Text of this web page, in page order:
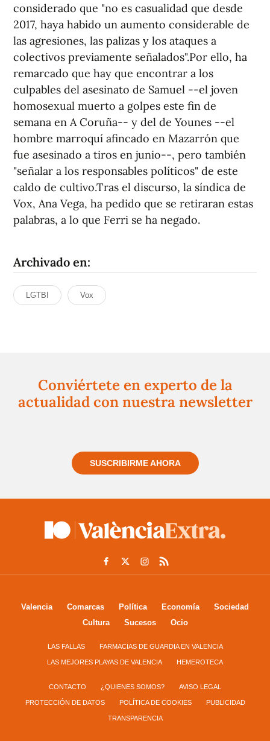
considerado que "no es casualidad que desde
2017, haya habido un aumento considerable de
las agresiones, las palizas y los ataques a
colectivos previamente señalados".Por ello, ha
remarcado que hay que encontrar a los
culpables del asesinato de Samuel --el joven
homosexual muerto a golpes este fin de
semana en A Coruña-- y del de Younes --el
hombre marroquí afincado en Mazarrón que
fue asesinado a tiros en junio--, pero también
"señalar a los responsables políticos" de este
caldo de cultivo.Tras el discurso, la síndica de
Vox, Ana Vega, ha pedido que se retiraran estas
palabras, a lo que Ferri se ha negado.
Archivado en:
LGTBI Vox
Conviértete en experto de la
actualidad con nuestra newsletter
SUSCRIBIRME AHORA
Valencia Comarcas Política Economía
Sociedad
Cultura
Sucesos Ocio
LAS FALLAS FARMACIAS DE GUARDIA EN VALENCIA
LAS MEJORES PLAYAS DE VALENCIA HEMEROTECA
CONTACTO ¿QUIENES SOMOS? AVISO LEGAL
PROTECCIÓN DE DATOS POLÍTICA DE COOKIES PUBLICIDAD
TRANSPARENCIA